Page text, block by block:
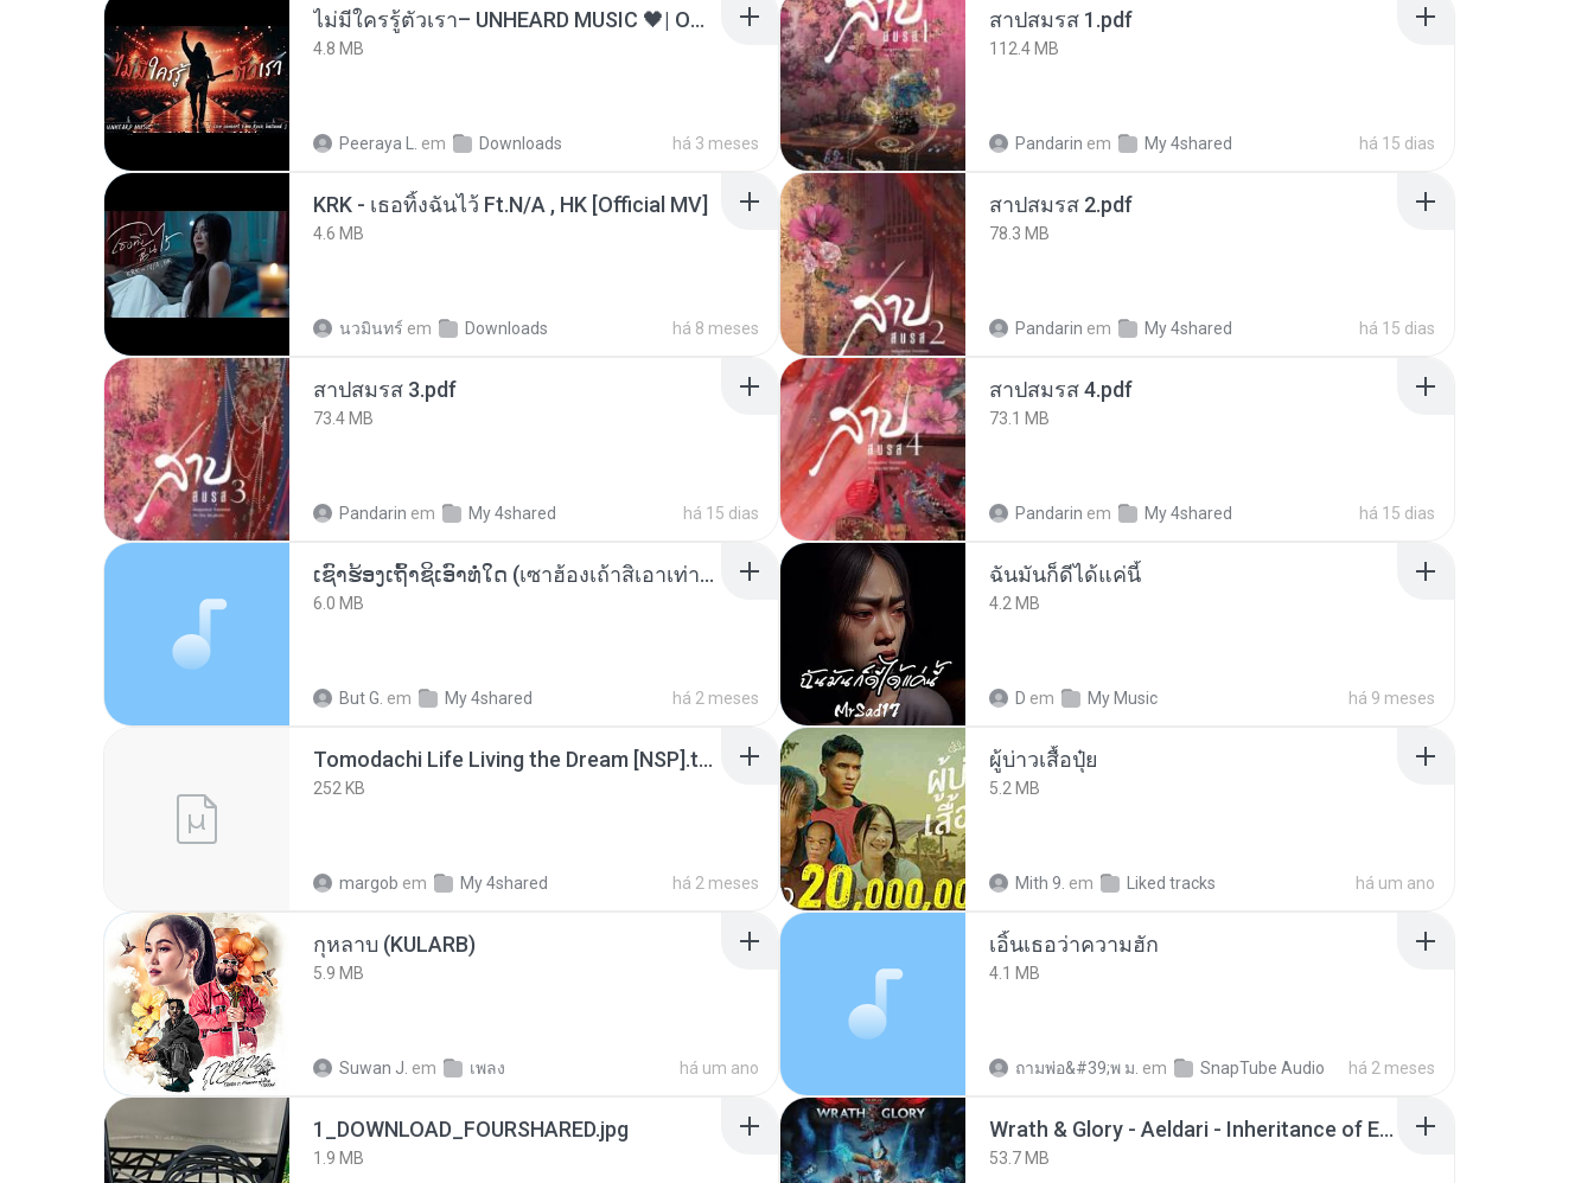
ไม่มีใครรู้ตัวเรา– UNHEARD MUSIC 🖤| Official Lyric Video | เพลงสู้ชีวิต
4.8 MB
Peeraya L. em Downloads há 3 meses
สาปสมรส 1.pdf
112.4 MB
Pandarin em My 4shared há 15 dias
KRK - เธอทิ้งฉันไว้ Ft.N/A , HK [Official MV]
4.6 MB
นวมินทร์ em Downloads há 8 meses
สาปสมรส 2.pdf
78.3 MB
Pandarin em My 4shared há 15 dias
สาปสมรส 3.pdf
73.4 MB
Pandarin em My 4shared há 15 dias
สาปสมรส 4.pdf
73.1 MB
Pandarin em My 4shared há 15 dias
ເຊົາຮ້ອງເຖົ້າຊິເອົາທໍ່ໃດ (เซาฮ้องเถ้าสิเอาเท่าใด) ບຸນເກີດ ຫນູຫ່ວງ ft. ໂສພາ ຈຸນທະລາ
6.0 MB
But G. em My 4shared há 2 meses
ฉันมันก็ดีได้แค่นี้
4.2 MB
D em My Music há 9 meses
Tomodachi Life Living the Dream [NSP].torrent
252 KB
margob em My 4shared há 2 meses
ผู้บ่าวเสื้อปุ๋ย
5.2 MB
Mith 9. em Liked tracks há um ano
กุหลาบ (KULARB)
5.9 MB
Suwan J. em เพลง há um ano
เอิ้นเธอว่าความฮัก
4.1 MB
ถามพ่อ&#39;พ ม. em SnapTube Audio há 2 meses
1_DOWNLOAD_FOURSHARED.jpg
1.9 MB
Wrath & Glory - Aeldari - Inheritance of Embers.pdf
53.7 MB